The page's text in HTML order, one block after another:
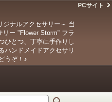
ナルアクセサリー～ 当
リー "Flower Storm" フラ
ひとつ、丁寧に手作りし
ハンドメイドアクセサリ
うぞ！♪
PCサイト